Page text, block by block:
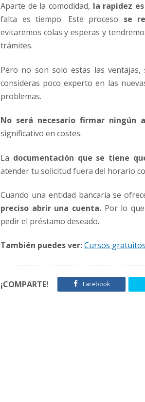
Aparte de la comodidad, la rapidez
falta es tiempo. Este proceso se
evitaremos colas y esperas y
trámites.
Pero no son solo estas las ventajas,
consideras poco experto en las
problemas.
No será necesario firmar ningún
significativo en costes.
La documentación que se tiene
atender tu solicitud fuera del horario
Cuando una entidad bancaria se
preciso abrir una cuenta. Por lo
pedir el préstamo deseado.
También puedes ver:Cursos
¡COMPARTE! Facebook